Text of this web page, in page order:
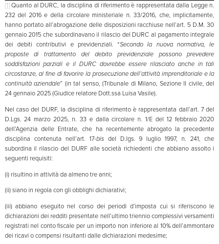
[1]Quanto al DURC, la disciplina di riferimento è rappresentata dalla Legge n.
232 del 2016 e della circolare ministeriale n. 33/2016, che, implicitamente,
hanno portato all’abrogazione delle disposizioni racchiuse nell’art. 5 D.M. 30
gennaio 2015 che subordinavano il rilascio del DURC al pagamento integrale
dei debiti contributivi e previdenziali. “Secondo la nuova normativa, le
proposte di trattamento del debito previdenziale possono prevedere
soddisfazioni parziali e il DURC dovrebbe essere rilasciato anche in tali
circostanze, al fine di favorire la prosecuzione dell’attività imprenditoriale e la
continuità aziendale” (in tal senso, (Tribunale di Milano, Sezione II civile, del
24 gennaio 2025 (Giudice relatore Dott.ssa Luisa Vasile).
Nel caso del DURF, la disciplina di riferimento è rappresentata dall’art. 7 del
D.Lgs. 24 marzo 2025, n. 33 e dalla circolare n. 1/E del 12 febbraio 2020
dell’Agenzia delle Entrate, che ha recentemente abrogato la precedente
disciplina contenuta nell’art. 17-bisdel D.lgs. 9 luglio 1997, n. 241, che
subordina il rilascio del DURF alle società richiedenti che abbiano assolto i
seguenti requisiti:
(i) risultino in attività da almeno tre anni;
(ii) siano in regola con gli obblighi dichiarativi;
(iii) abbiano eseguito nel corso dei periodi d’imposta cui si riferiscono le
dichiarazioni dei redditi presentate nell’ultimo triennio complessivi versamenti
registrati nel conto fiscale per un importo non inferiore al 10% dell’ammontare
dei ricavi o compensi risultanti dalle dichiarazioni medesime;